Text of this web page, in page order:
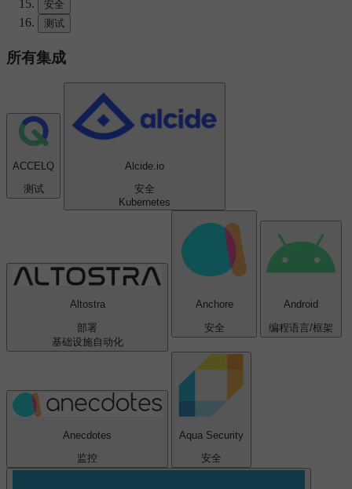
安全
测试
所有集成
ACCELQ
测试
Alcide.io
安全
Kubernetes
Altostra
部署
基础设施自动化
Anchore
安全
Android
编程语言/框架
Anecdotes
监控
Aqua Security
安全